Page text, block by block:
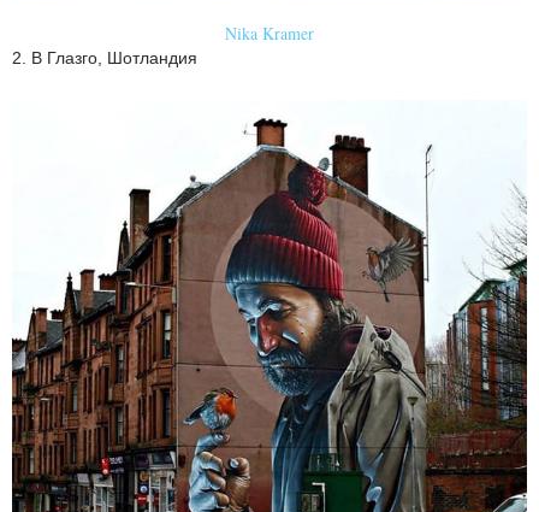
Nika Kramer
2. В Глазго, Шотландия